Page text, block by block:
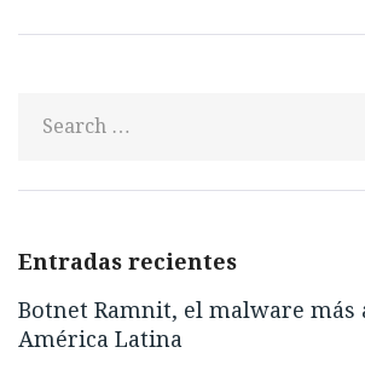
Entradas recientes
Botnet Ramnit, el malware más
América Latina